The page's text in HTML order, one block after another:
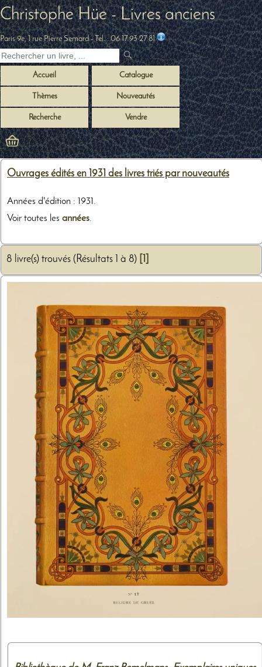
Christophe Hüe - Livres anciens
Paris 9e, 1 rue Pierre Semard- Tel. :06 17 93 27 81
Accueil Catalogue
Thèmes Nouveautés
Recherche Vendre
Ouvrages édités en 1931 des livres triés par nouveautés
Années d'édition : 1931.
Voir toutes les années.
8 livre(s) trouvés (Résultats 1 à 8)